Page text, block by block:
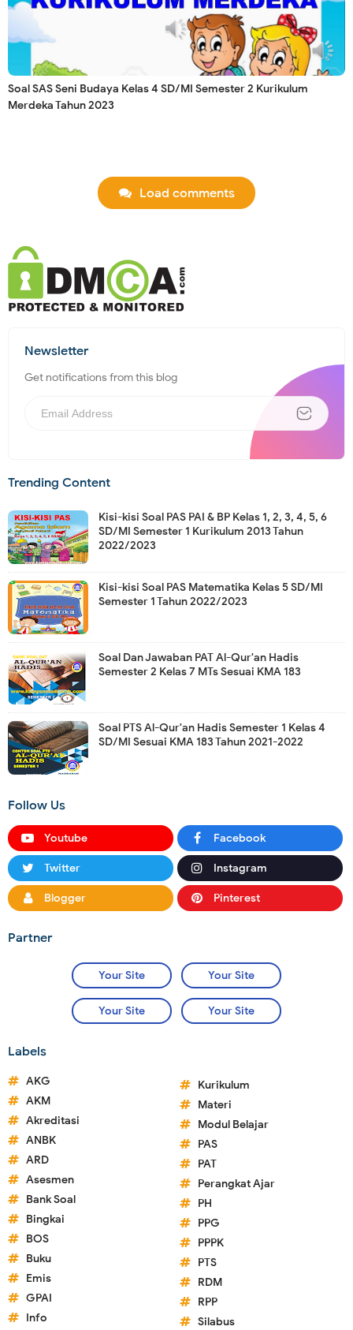
Soal SAS Seni Budaya Kelas 4 SD/MI Semester 2 Kurikulum
Merdeka Tahun 2023
Load comments
Newsletter
Get notifications from this blog
Trending Content
Kisi-kisi Soal PAS PAI & BP Kelas 1, 2, 3, 4, 5, 6
SD/MI Semester 1 Kurikulum 2013 Tahun
2022/2023
Kisi-kisi Soal PAS Matematika Kelas 5 SD/MI
Semester 1 Tahun 2022/2023
Soal Dan Jawaban PAT Al-Qur'an Hadis
Semester 2 Kelas 7 MTs Sesuai KMA 183
Soal PTS Al-Qur'an Hadis Semester 1 Kelas 4
SD/MI Sesuai KMA 183 Tahun 2021-2022
Follow Us
Youtube Facebook
Twitter Instagram
Blogger Pinterest
Partner
Your Site Your Site
Your Site Your Site
Labels
AKG
AKM
Akreditasi
ANBK
ARD
Asesmen
Bank Soal
Bingkai
BOS
Buku
Emis
GPAI
Info
Kurikulum
Materi
Modul Belajar
PAS
PAT
Perangkat Ajar
PH
PPG
PPPK
PTS
RDM
RPP
Silabus